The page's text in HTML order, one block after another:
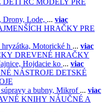
RC MODELY PRE
Drony, Lode, ... viac
HRAČKY PRE
Motorické h ... viac
DREVENÉ HRAČKY
Hojdacie ko ... viac
DETSKÉ
a bubny, Mikrof ... viac
NÁUČNÉ A